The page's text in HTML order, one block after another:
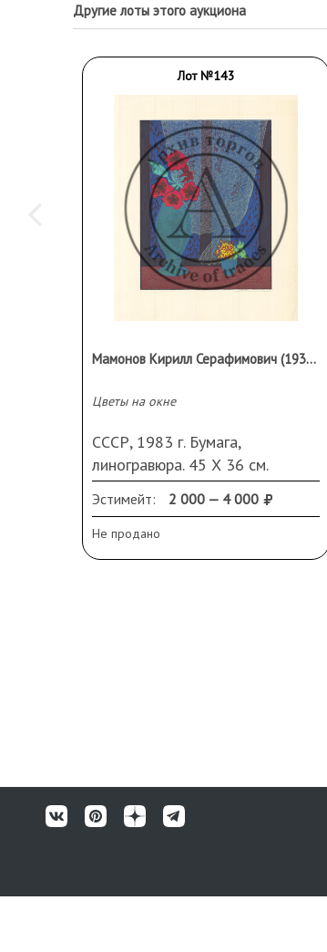
Другие лоты этого аукциона
Лот №143
Мамонов Кирилл Серафимович (1937 г.р.)
Цветы на окне
СССР, 1983 г. Бумага,
линогравюра. 45 Х 36 см.
Подпись справа внизу. Замятие
в правом нижнем углу.
Эстимейт: 2 000 — 4 000
Не продано